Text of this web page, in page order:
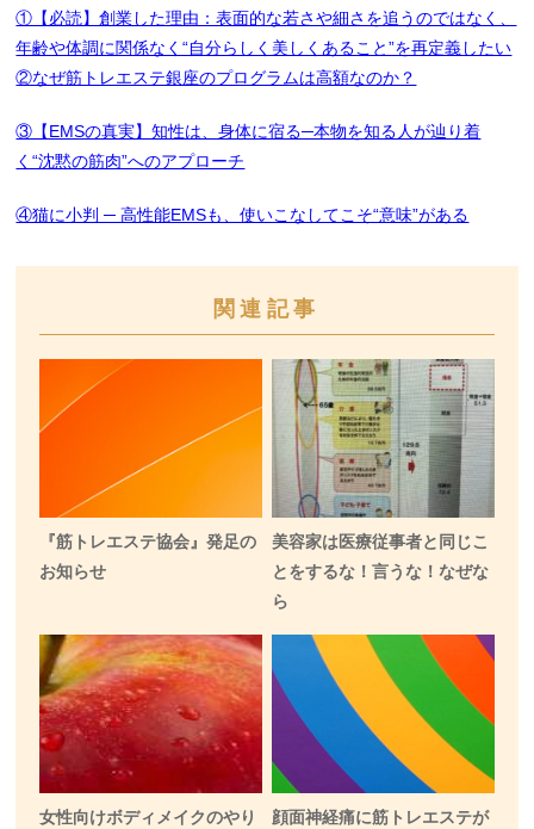
①【必読】創業した理由：表面的な若さや細さを追うのではなく、
年齢や体調に関係なく“自分らしく美しくあること”を再定義したい
②なぜ筋トレエステ銀座のプログラムは高額なのか？
③【EMSの真実】知性は、身体に宿る─本物を知る人が辿り着
く“沈黙の筋肉”へのアプローチ
④猫に小判 ─ 高性能EMSも、使いこなしてこそ“意味”がある
関連記事
『筋トレエステ協会』発足の
お知らせ
美容家は医療従事者と同じこ
とをするな！言うな！なぜな
ら
女性向けボディメイクのやり
顔面神経痛に筋トレエステが